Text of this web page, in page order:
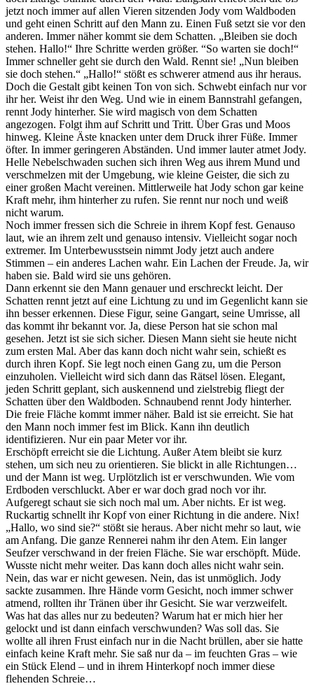
jetzt noch immer auf allen Vieren sitzenden Jody vom Waldboden
und geht einen Schritt auf den Mann zu. Einen Fuß setzt sie vor den
anderen. Immer näher kommt sie dem Schatten. „Bleiben sie doch
stehen. Hallo!“ Ihre Schritte werden größer. “So warten sie doch!“
Immer schneller geht sie durch den Wald. Rennt sie! „Nun bleiben
sie doch stehen.“ „Hallo!“ stößt es schwerer atmend aus ihr heraus.
Doch die Gestalt gibt keinen Ton von sich. Schwebt einfach nur vor
ihr her. Weist ihr den Weg. Und wie in einem Bannstrahl gefangen,
rennt Jody hinterher. Sie wird magisch von dem Schatten
angezogen. Folgt ihm auf Schritt und Tritt. Über Gras und Moos
hinweg. Kleine Äste knacken unter dem Druck ihrer Füße. Immer
öfter. In immer geringeren Abständen. Und immer lauter atmet Jody.
Helle Nebelschwaden suchen sich ihren Weg aus ihrem Mund und
verschmelzen mit der Umgebung, wie kleine Geister, die sich zu
einer großen Macht vereinen. Mittlerweile hat Jody schon gar keine
Kraft mehr, ihm hinterher zu rufen. Sie rennt nur noch und weiß
nicht warum.
Noch immer fressen sich die Schreie in ihrem Kopf fest. Genauso
laut, wie an ihrem zelt und genauso intensiv. Vielleicht sogar noch
extremer. Im Unterbewusstsein nimmt Jody jetzt auch andere
Stimmen – ein anderes Lachen wahr. Ein Lachen der Freude. Ja, wir
haben sie. Bald wird sie uns gehören.
Dann erkennt sie den Mann genauer und erschreckt leicht. Der
Schatten rennt jetzt auf eine Lichtung zu und im Gegenlicht kann sie
ihn besser erkennen. Diese Figur, seine Gangart, seine Umrisse, all
das kommt ihr bekannt vor. Ja, diese Person hat sie schon mal
gesehen. Jetzt ist sie sich sicher. Diesen Mann sieht sie heute nicht
zum ersten Mal. Aber das kann doch nicht wahr sein, schießt es
durch ihren Kopf. Sie legt noch einen Gang zu, um die Person
einzuholen. Vielleicht wird sich dann das Rätsel lösen. Elegant,
jeden Schritt geplant, sich auskennend und zielstrebig fliegt der
Schatten über den Waldboden. Schnaubend rennt Jody hinterher.
Die freie Fläche kommt immer näher. Bald ist sie erreicht. Sie hat
den Mann noch immer fest im Blick. Kann ihn deutlich
identifizieren. Nur ein paar Meter vor ihr.
Erschöpft erreicht sie die Lichtung. Außer Atem bleibt sie kurz
stehen, um sich neu zu orientieren. Sie blickt in alle Richtungen…
und der Mann ist weg. Urplötzlich ist er verschwunden. Wie vom
Erdboden verschluckt. Aber er war doch grad noch vor ihr.
Aufgeregt schaut sie sich noch mal um. Aber nichts. Er ist weg.
Ruckartig schnellt ihr Kopf von einer Richtung in die andere. Nix!
„Hallo, wo sind sie?“ stößt sie heraus. Aber nicht mehr so laut, wie
am Anfang. Die ganze Rennerei nahm ihr den Atem. Ein langer
Seufzer verschwand in der freien Fläche. Sie war erschöpft. Müde.
Wusste nicht mehr weiter. Das kann doch alles nicht wahr sein.
Nein, das war er nicht gewesen. Nein, das ist unmöglich. Jody
sackte zusammen. Ihre Hände vorm Gesicht, noch immer schwer
atmend, rollten ihr Tränen über ihr Gesicht. Sie war verzweifelt.
Was hat das alles nur zu bedeuten? Warum hat er mich hier her
gelockt und ist dann einfach verschwunden? Was soll das. Sie
wollte all ihren Frust einfach nur in die Nacht brüllen, aber sie hatte
einfach keine Kraft mehr. Sie saß nur da – im feuchten Gras – wie
ein Stück Elend – und in ihrem Hinterkopf noch immer diese
flehenden Schreie…